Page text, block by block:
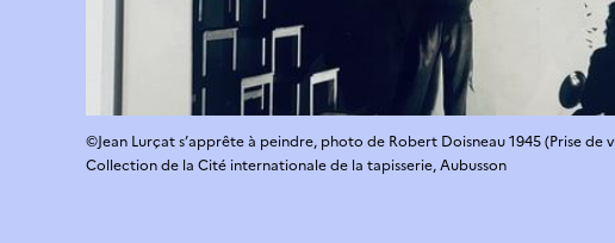
©Jean Lurçat s’apprête à peindre, photo de Robert Doisneau 1945 (Prise de
Collection de la Cité internationale de la tapisserie, Aubusson